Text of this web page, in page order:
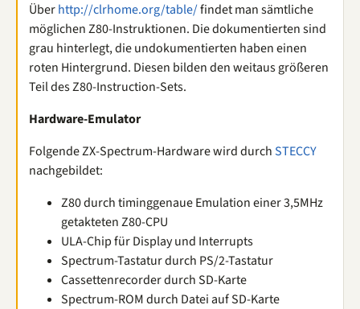
Überhttp://clrhome.org/table/findet man sämtliche
möglichen Z80-Instruktionen. Die dokumentierten sind
grau hinterlegt, die undokumentierten haben einen
roten Hintergrund. Diesen bilden den weitaus größeren
Teil des Z80-Instruction-Sets.
Hardware-Emulator
Folgende ZX-Spectrum-Hardware wird durchSTECCY
nachgebildet:
Z80 durch timinggenaue Emulation einer 3,5MHz
getakteten Z80-CPU
ULA-Chip für Display und Interrupts
Spectrum-Tastatur durch PS/2-Tastatur
Cassettenrecorder durch SD-Karte
Spectrum-ROM durch Datei auf SD-Karte